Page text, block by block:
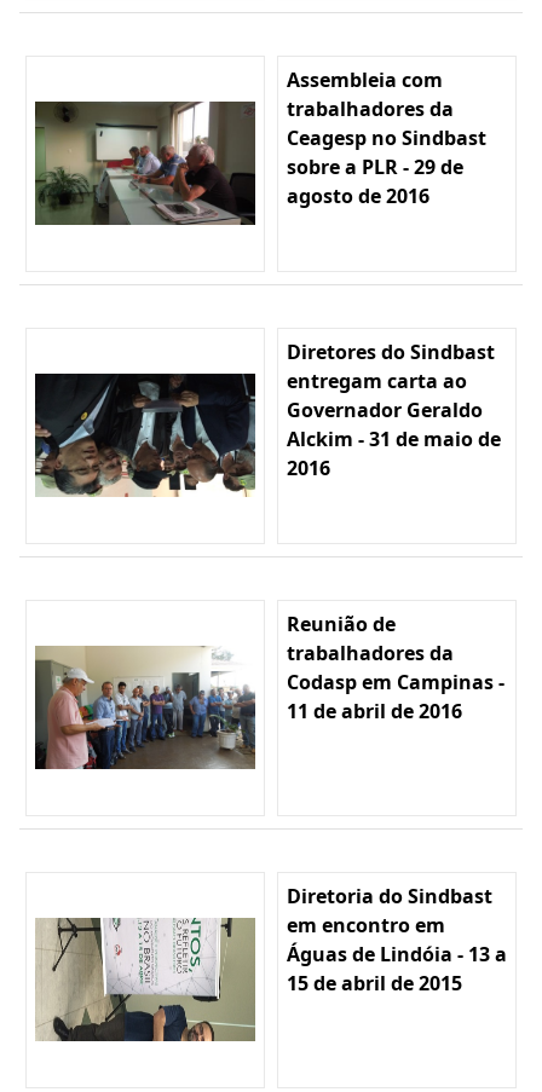
Assembleia com
trabalhadores da
Ceagesp no Sindbast
sobre a PLR - 29 de
agosto de 2016
Diretores do Sindbast
entregam carta ao
Governador Geraldo
Alckim - 31 de maio de
2016
Reunião de
trabalhadores da
Codasp em Campinas -
11 de abril de 2016
Diretoria do Sindbast
em encontro em
Águas de Lindóia - 13 a
15 de abril de 2015